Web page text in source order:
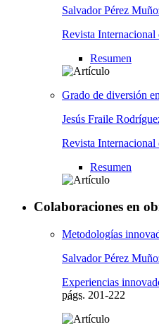
Salvador Pérez
Revista
Resumen
Grado de diversión
Jesús Fraile
Revista
Resumen
Colaboraciones en
Metodologías
Salvador Pérez
Experiencias
págs. 201-222